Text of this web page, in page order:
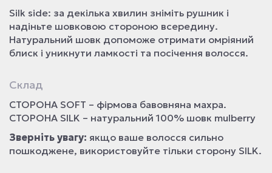
Silk side: за декілька хвилин зніміть рушник і
надіньте шовковою стороною всередину.
Натуральний шовк допоможе отримати омріяний
блиск і уникнути ламкості та посічення волосся.
Склад
СТОРОНА SOFT – фірмова бавовняна махра.
СТОРОНА SILK – натуральний 100% шовк mulberry
Зверніть увагу: якщо ваше волосся сильно
пошкоджене, використовуйте тільки сторону SILK.